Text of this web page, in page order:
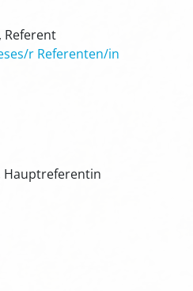
Referent
r Referenten/in
Hauptreferentin